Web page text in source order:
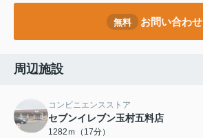
無料 お問い合わせ
周辺施設
コンビニエンスストア
セブンイレブン玉村五料店
1282ｍ（17分）